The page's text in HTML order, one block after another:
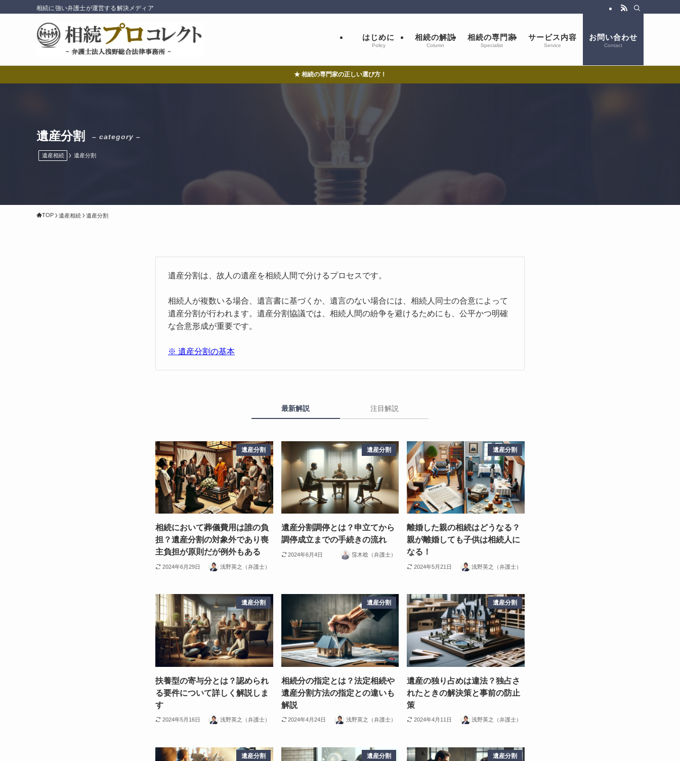
相続に強い弁護士が運営する解決メディア
はじめに
Policy
相続の解説
Column
相続の専門家
Specialist
サービス内容
Service
お問い合わせ
Contact
★ 相続の専門家の正しい選び方！
遺産分割 – category –
遺産相続 遺産分割
TOP 遺産相続 遺産分割
遺産分割は、故人の遺産を相続人間で分けるプロセスです。
相続人が複数いる場合、遺言書に基づくか、遺言のない場合には、相続人同士の合意によって
遺産分割が行われます。遺産分割協議では、相続人間の紛争を避けるためにも、公平かつ明確
な合意形成が重要です。
※ 遺産分割の基本
最新解説 注目解説
遺産分割
相続において葬儀費用は誰の負
担？遺産分割の対象外であり喪
主負担が原則だが例外もある
2024年6月29日 浅野英之（弁護士）
遺産分割
遺産分割調停とは？申立てから
調停成立までの手続きの流れ
2024年6月4日 窪木稔（弁護士）
遺産分割
離婚した親の相続はどうなる？
親が離婚しても子供は相続人に
なる！
2024年5月21日 浅野英之（弁護士）
遺産分割
扶養型の寄与分とは？認められ
る要件について詳しく解説しま
す
2024年5月16日 浅野英之（弁護士）
遺産分割
相続分の指定とは？法定相続や
遺産分割方法の指定との違いも
解説
2024年4月24日 浅野英之（弁護士）
遺産分割
遺産の独り占めは違法？独占さ
れたときの解決策と事前の防止
策
2024年4月11日 浅野英之（弁護士）
遺産分割 遺産分割 遺産分割